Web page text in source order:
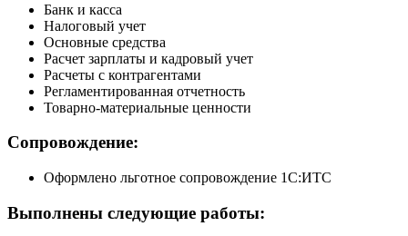
Банк и касса
Налоговый учет
Основные средства
Расчет зарплаты и кадровый учет
Расчеты с контрагентами
Регламентированная отчетность
Товарно-материальные ценности
Сопровождение:
Оформлено льготное сопровождение 1С:ИТС
Выполнены следующие работы: